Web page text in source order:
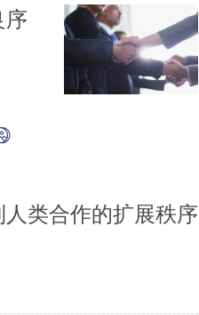
序
类合作的扩展秩序